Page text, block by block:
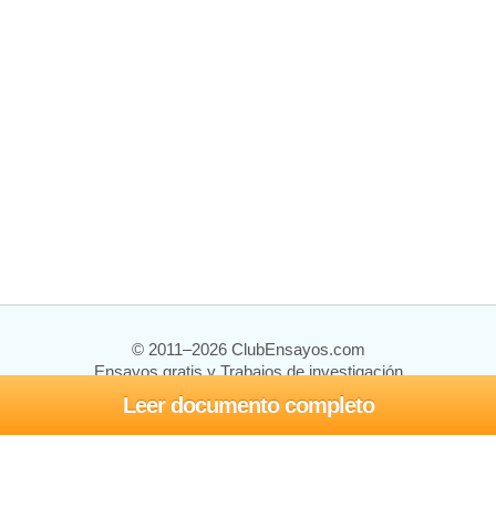
Leer documento completo
© 2011–2026 ClubEnsayos.com
Ensayos gratis y Trabajos de investigación